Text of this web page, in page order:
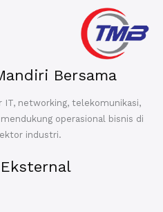
Bersama
networking, telekomunikasi,
operasional bisnis di
industri.